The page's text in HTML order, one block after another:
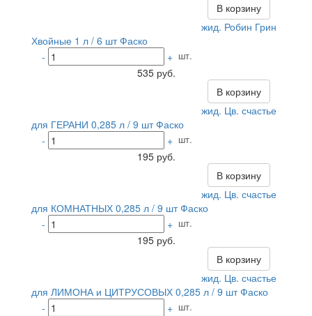
В корзину
жид. Робин Грин
Хвойные 1 л / 6 шт Фаско
-
+ шт.
535 руб.
В корзину
жид. Цв. счастье
для ГЕРАНИ 0,285 л / 9 шт Фаско
-
+ шт.
195 руб.
В корзину
жид. Цв. счастье
для КОМНАТНЫХ 0,285 л / 9 шт Фаско
-
+ шт.
195 руб.
В корзину
жид. Цв. счастье
для ЛИМОНА и ЦИТРУСОВЫХ 0,285 л / 9 шт Фаско
-
+ шт.